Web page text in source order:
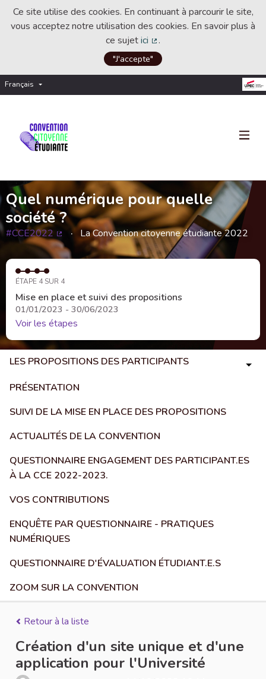
Ce site utilise des cookies. En continuant à parcourir le site,
vous acceptez notre utilisation des cookies. En savoir plus à
ce sujetici
(Lien externe)
.
"J'accepte"
Français Choisir la langue
Quel numérique pour quelle
société ?
#CCE2022
(Lien externe)
La Convention citoyenne étudiante 2022
ÉTAPE 4 SUR 4
Mise en place et suivi des propositions
01/01/2023 - 30/06/2023
Voir les étapes
LES PROPOSITIONS DES PARTICIPANTS
PRÉSENTATION
SUIVI DE LA MISE EN PLACE DES PROPOSITIONS
ACTUALITÉS DE LA CONVENTION
QUESTIONNAIRE ENGAGEMENT DES PARTICIPANT.ES
À LA CCE 2022-2023.
VOS CONTRIBUTIONS
ENQUÊTE PAR QUESTIONNAIRE - PRATIQUES
NUMÉRIQUES
QUESTIONNAIRE D'ÉVALUATION ÉTUDIANT.E.S
ZOOM SUR LA CONVENTION
Retour à la liste
Création d'un site unique et d'une
application pour l'Université